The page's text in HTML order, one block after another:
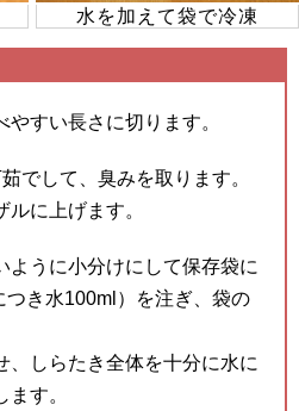
水を加えて袋で冷凍
やすい長さに切ります。
でして、臭みを取ります。
に上げます。
ように小分けにして保存袋に
つき水100ml）を注ぎ、袋の
、しらたき全体を十分に水に
す。